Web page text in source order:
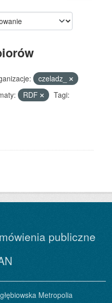
czeladz_
RDF
Tagi:
publiczne
Metropolia